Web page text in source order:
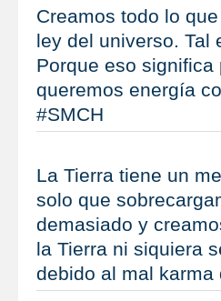
Creamos todo lo
ley del universo. Tal
Porque eso
queremos energía
#SMCH
La Tierra tiene un
solo que
demasiado y
la Tierra ni siquiera
debido al mal karma